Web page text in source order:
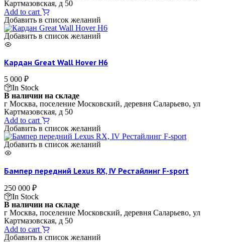
Картмазовская, д 50
Add to cart
Добавить в список желаний
Добавить в список желаний
Кардан Great Wall Hover H6
5 000 ₽
In Stock
В наличии на складе
г Москва, поселение Московский, деревня Саларьево, ул
Картмазовская, д 50
Add to cart
Добавить в список желаний
Добавить в список желаний
Бампер передний Lexus RX, IV Рестайлинг F-sport
250 000 ₽
In Stock
В наличии на складе
г Москва, поселение Московский, деревня Саларьево, ул
Картмазовская, д 50
Add to cart
Добавить в список желаний